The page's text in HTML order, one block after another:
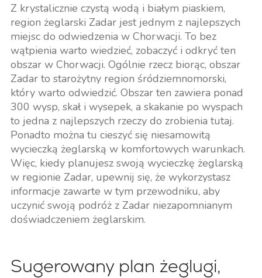
Z krystalicznie czystą wodą i białym piaskiem,
region żeglarski Zadar jest jednym z najlepszych
miejsc do odwiedzenia w Chorwacji. To bez
wątpienia warto wiedzieć, zobaczyć i odkryć ten
obszar w Chorwacji. Ogólnie rzecz biorąc, obszar
Zadar to starożytny region śródziemnomorski,
który warto odwiedzić. Obszar ten zawiera ponad
300 wysp, skał i wysepek, a skakanie po wyspach
to jedna z najlepszych rzeczy do zrobienia tutaj.
Ponadto można tu cieszyć się niesamowitą
wycieczką żeglarską w komfortowych warunkach.
Więc, kiedy planujesz swoją wycieczkę żeglarską
w regionie Zadar, upewnij się, że wykorzystasz
informacje zawarte w tym przewodniku, aby
uczynić swoją podróż z Zadar niezapomnianym
doświadczeniem żeglarskim.
Sugerowany plan żeglugi,